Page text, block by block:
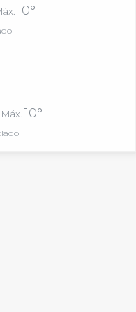
10°
Máx. 10°